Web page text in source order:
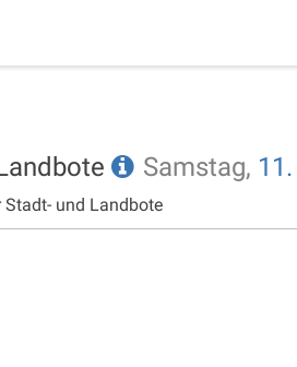
Samstag, 11.
Stadt- und Landbote